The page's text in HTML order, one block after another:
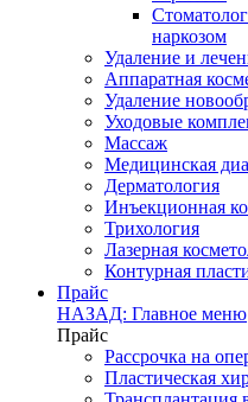
наркозом
Удаление и
Аппаратная
Удаление
Уходовые
Массаж
Медицинская
Дерматология
Инъекционная
Трихология
Лазерная
Контурная
Прайс
НАЗАД: Главное меню
Прайс
Рассрочка на
Пластическая